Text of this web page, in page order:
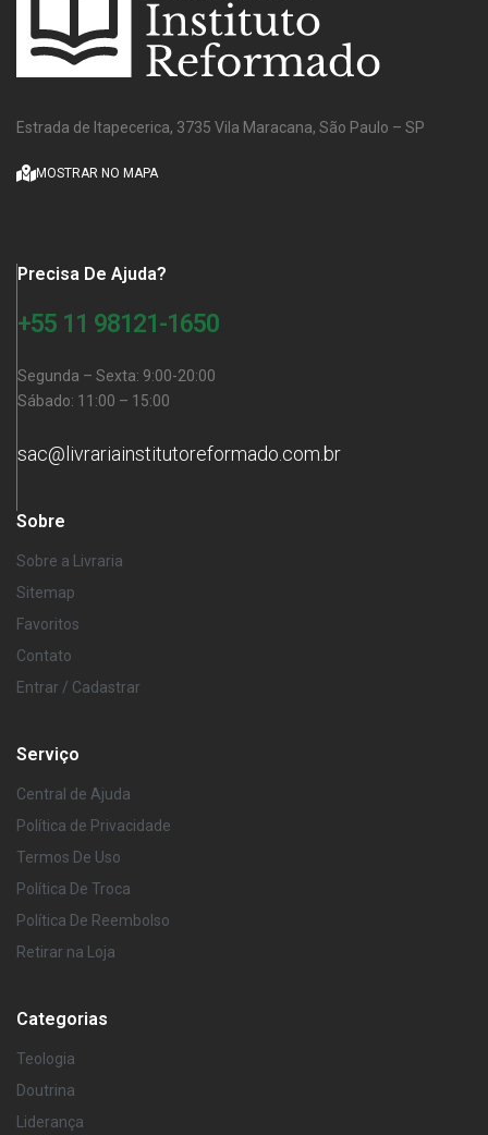
Estrada de Itapecerica, 3735 Vila Maracana, São Paulo – SP
MOSTRAR NO MAPA
Precisa De Ajuda?
+55 11 98121-1650
Segunda – Sexta: 9:00-20:00
Sábado: 11:00 – 15:00
sac@livrariainstitutoreformado.com.br
Sobre
Sobre a Livraria
Sitemap
Favoritos
Contato
Entrar / Cadastrar
Serviço
Central de Ajuda
Política de Privacidade
Termos De Uso
Política De Troca
Política De Reembolso
Retirar na Loja
Categorias
Teologia
Doutrina
Liderança